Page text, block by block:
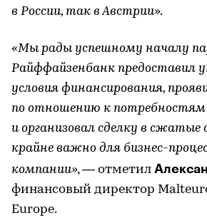
в России, так в Австрии».
«Мы рады успешному началу
Райффайзенбанк предоставил
условия финансирования,
по отношению к потребностям
и организовал сделку в сжатые
крайне важно для бизнес-
компании», — отметил
финансовый директор
Europe.